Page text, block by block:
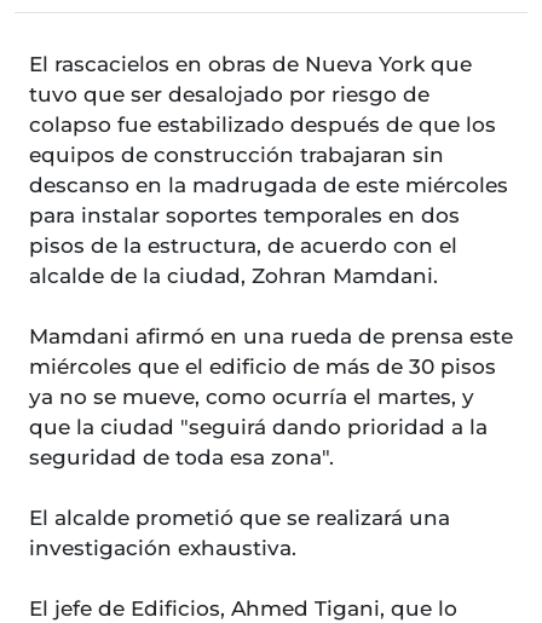
El rascacielos en obras de Nueva York que
tuvo que ser desalojado por riesgo de
colapso fue estabilizado después de que los
equipos de construcción trabajaran sin
descanso en la madrugada de este miércoles
para instalar soportes temporales en dos
pisos de la estructura, de acuerdo con el
alcalde de la ciudad, Zohran Mamdani.
Mamdani afirmó en una rueda de prensa este
miércoles que el edificio de más de 30 pisos
ya no se mueve, como ocurría el martes, y
que la ciudad "seguirá dando prioridad a la
seguridad de toda esa zona".
El alcalde prometió que se realizará una
investigación exhaustiva.
El jefe de Edificios, Ahmed Tigani, que lo